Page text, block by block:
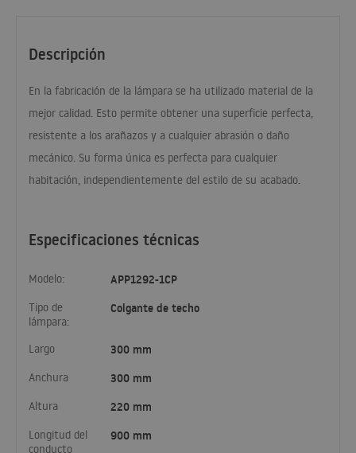
Especificaciones técnicas
Modelo: APP1292-1CP
Tipo de
lámpara:
Colgante de techo
Largo 300 mm
Anchura 300 mm
Altura 220 mm
Longitud del
conducto
900 mm
Descripción
En la fabricación de la lámpara se ha utilizado material de la
mejor calidad. Esto permite obtener una superficie perfecta,
resistente a los arañazos y a cualquier abrasión o daño
mecánico. Su forma única es perfecta para cualquier
habitación, independientemente del estilo de su acabado.